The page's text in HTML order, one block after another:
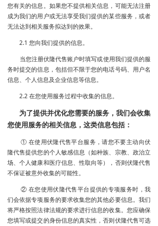
您有关的信息。如果您不提供相关信息，可能无法注册
成为我们的用户或无法享受我们提供的某些服务，或者
无法达到相关服务拟达到的效果。
2.1 您向我们提供的信息。
当您注册伏隆代售账户时填写或使用我们提供的服
务时提交的信息，包括但不限于您的电话号码、用户名
信息、个人信息及企业信息等信息。
2.2 在您使用服务过程中收集的信息。
为了提供并优化您需要的服务，我们会收集
您使用服务的相关信息，这类信息包括：
① 在使用伏隆代售平台服务，请您不要主动向伏
隆代售提供您的个人敏感信息（如种族、宗教、政治立
场、个人健康和医疗信息、性取向等），否则伏隆代售
不保证被意外收集的可能性。
② 在您使用伏隆代售平台提供的专项服务时，我
们会依据专项服务的要求收集您的其他必要信息。我们
将严格按照法律法规的要求进行信息的收集。您应确保
您填写或提交的身份信息的真实性，否则伏隆代售可选